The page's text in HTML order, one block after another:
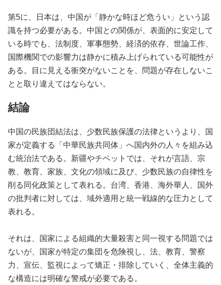
第5に、日本は、中国が「静かな時ほど危うい」という認
識を持つ必要がある。中国との関係が、表面的に安定して
いる時でも、法制度、軍事態勢、経済的依存、世論工作、
国際機関での影響力は静かに積み上げられている可能性が
ある。目に見える衝突がないことを、問題が存在しないこ
とと取り違えてはならない。
結論
中国の民族団結法は、少数民族保護の法律というより、国
家が定義する「中華民族共同体」へ国内外の人々を組み込
む統治法である。新疆やチベットでは、それが言語、宗
教、教育、家族、文化の領域に及び、少数民族の自律性を
削る同化政策として表れる。台湾、香港、海外華人、国外
の批判者に対しては、域外適用と統一戦線的な圧力として
表れる。
それは、国家による組織的大量殺害と同一視する問題では
ないが、国家が特定の集団を危険視し、法、教育、警察
力、宣伝、監視によって矯正・排除していく、全体主義的
な構造には明確な警戒が必要である。